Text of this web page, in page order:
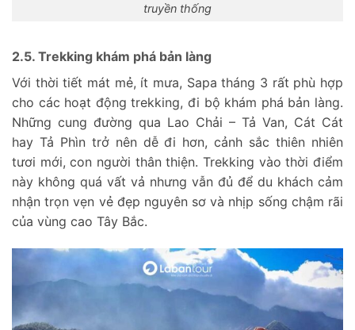
truyền thống
2.5. Trekking khám phá bản làng
Với thời tiết mát mẻ, ít mưa, Sapa tháng 3 rất phù hợp
cho các hoạt động trekking, đi bộ khám phá bản làng.
Những cung đường qua Lao Chải – Tả Van, Cát Cát
hay Tả Phìn trở nên dễ đi hơn, cảnh sắc thiên nhiên
tươi mới, con người thân thiện. Trekking vào thời điểm
này không quá vất vả nhưng vẫn đủ để du khách cảm
nhận trọn vẹn vẻ đẹp nguyên sơ và nhịp sống chậm rãi
của vùng cao Tây Bắc.